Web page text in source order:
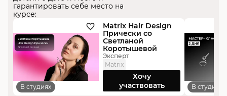
гарантировать себе место на
курсе:
В студиях
Matrix Hair Design
Прически со
Светланой
Коротышевой
Эксперт
Matrix
Хочу
участвовать
В студиях
Видеоурок В студиях